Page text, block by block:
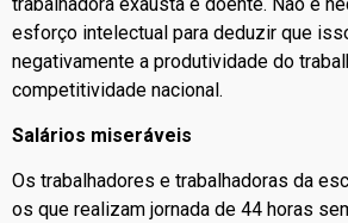
esforço intelectual para deduzir que
negativamente a produtividade do
competitividade nacional.
Salários miseráveis
Os trabalhadores e trabalhadoras da
os que realizam jornada de 44 horas